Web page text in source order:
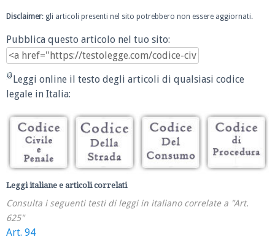
Disclaimer: gli articoli presenti nel sito potrebbero non essere aggiornati.
Pubblica questo articolo nel tuo sito:
Leggi online il testo degli articoli di qualsiasi codice
legale in Italia:
Leggi italiane e articoli correlati
Consulta i seguenti testi di leggi in italiano correlate a "Art.
625"
Art. 94